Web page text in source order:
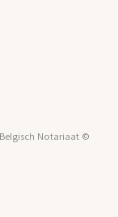
Notariaat ©